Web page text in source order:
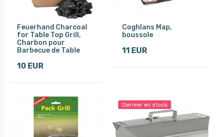
Feuerhand Charcoal
for Table Top Grill,
Charbon pour
Barbecue de Table
10 EUR
Coghlans Map,
boussole
11 EUR
Dernier en stock